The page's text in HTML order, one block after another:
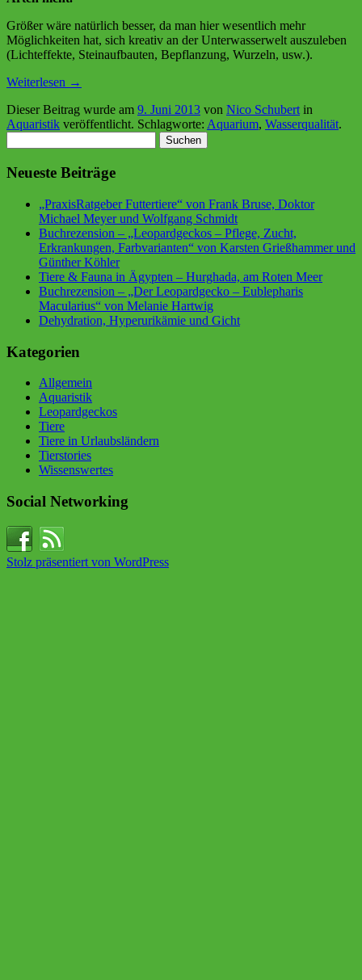
Größer wäre natürlich besser, da man hier wesentlich mehr
Möglichkeiten hat, sich kreativ an der Unterwasserwelt auszuleben
(Lichteffekte, Steinaufbauten, Bepflanzung, Wurzeln, usw.).
Weiterlesen →
Dieser Beitrag wurde am 9. Juni 2013 von Nico Schubert in
Aquaristik veröffentlicht. Schlagworte: Aquarium, Wasserqualität.
nach:
Neueste Beiträge
„PraxisRatgeber Futtertiere“ von Frank Bruse, Doktor
Michael Meyer und Wolfgang Schmidt
Buchrezension – „Leopardgeckos – Pflege, Zucht,
Erkrankungen, Farbvarianten“ von Karsten Grießhammer und
Günther Köhler
Tiere & Fauna in Ägypten – Hurghada, am Roten Meer
Buchrezension – „Der Leopardgecko – Eublepharis
Macularius“ von Melanie Hartwig
Dehydration, Hyperurikämie und Gicht
Kategorien
Allgemein
Aquaristik
Leopardgeckos
Tiere
Tiere in Urlaubsländern
Tierstories
Wissenswertes
Social Networking
Stolz präsentiert von WordPress